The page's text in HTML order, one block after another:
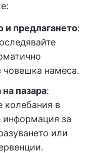
и предлагането:
човешка намеса.
пазара:
колебания в
информация за
или